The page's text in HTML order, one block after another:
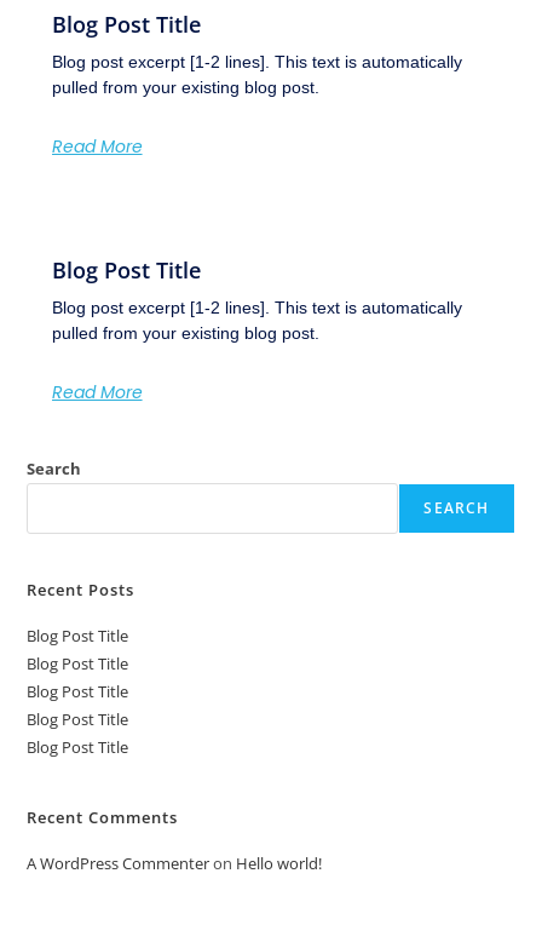
Blog Post Title
Blog post excerpt [1-2 lines]. This text is automatically
pulled from your existing blog post.
Read More
Blog Post Title
Blog post excerpt [1-2 lines]. This text is automatically
pulled from your existing blog post.
Read More
Search
SEARCH
Recent Posts
Blog Post Title
Blog Post Title
Blog Post Title
Blog Post Title
Blog Post Title
Recent Comments
A WordPress Commenteron Hello world!